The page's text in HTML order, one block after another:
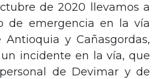
de 2020 llevamos a
de emergencia en la vía
y Cañasgordas,
incidente en la vía, que
de Devimar y de